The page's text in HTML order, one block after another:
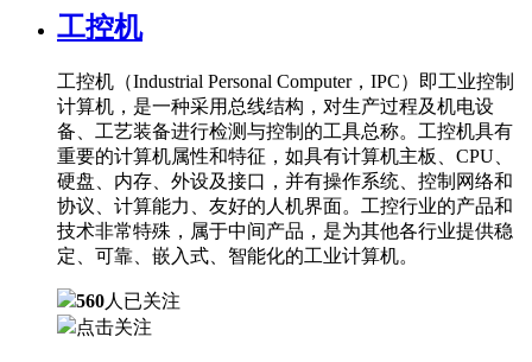
工控机
工控机（Industrial Personal Computer，IPC）即工业控制
计算机，是一种采用总线结构，对生产过程及机电设
备、工艺装备进行检测与控制的工具总称。工控机具有
重要的计算机属性和特征，如具有计算机主板、CPU、
硬盘、内存、外设及接口，并有操作系统、控制网络和
协议、计算能力、友好的人机界面。工控行业的产品和
技术非常特殊，属于中间产品，是为其他各行业提供稳
定、可靠、嵌入式、智能化的工业计算机。
560人已关注
点击关注